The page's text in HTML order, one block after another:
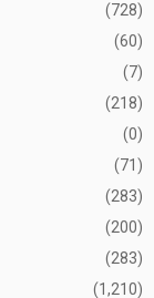
(728)
(60)
(7)
(218)
(0)
(71)
(283)
(200)
(283)
(1,210)